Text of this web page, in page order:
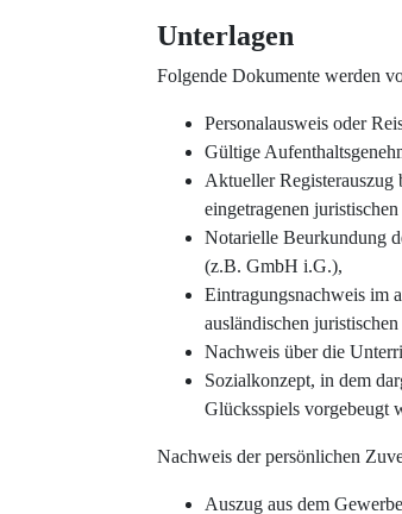
Unterlagen
Folgende Dokumente werden
Personalausweis oder
Gültige
Aktueller Registerauszug
eingetragenen juristischen
Notarielle Beurkundung
(z.B. GmbH i.G.),
Eintragungsnachweis im
ausländischen juristischen
Nachweis über die
Sozialkonzept, in dem
Glücksspiels vorgebeugt
Nachweis der persönlichen
Auszug aus dem